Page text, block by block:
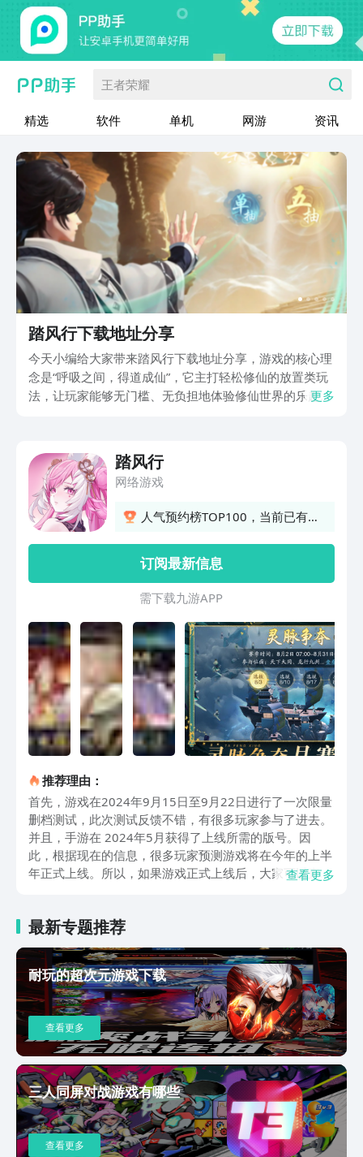
王者荣耀
精选 软件 单机 网游 资讯
踏风行下载地址分享
今天小编给大家带来踏风行下载地址分享，游戏的核心理
念是“呼吸之间，得道成仙”，它主打轻松修仙的放置类玩
法，让玩家能够无门槛、无负担地体验修仙世界的乐趣。
新性的游戏玩法以及游戏思维，吸引了一大波用户们的关
注。为了让大家对游戏有更充分的了解，并帮助大家实现
更便捷化的下载安装，小编给大家总结了下方的资料，因
此感兴趣的玩家们抓紧来看看吧！
更多
踏风行
网络游戏
人气预约榜TOP100，当前已有
订阅最新信息
需 下 载 九 游 A P P
推荐理由：
首先，游戏在2024年9月15日至9月22日进行了一次限量
删档测试，此次测试反馈不错，有很多玩家参与了进去。
并且，手游在 2024年5月获得了上线所需的版号。因
此，根据现在的信息，很多玩家预测游戏将在今年的上半
年正式上线。所以，如果游戏正式上线后，大家可以直接
造了丰富的修仙体系，玩家可以选择法修或剑修之路，每
条修行路线都有独特的修炼方式和技能体系。同时，游戏
中设有炼丹、炼器、种植药圃、探索秘境、云游历练等多
种玩法，玩家可以通过这些方式不断提升自己的修为和实
力。这些玩法不仅丰富了游戏内容，也使得玩家在修仙的
道路上有了更多的选择和可能性。再次，游戏为大家呈现
了多元化的社交与互动性，大家可以加入仙盟，与道友们
共同探索仙途、参与仙盟争霸。可以在自由交易系统中自
由交易装备和物品，打造自己的梦想装备。也可以和不同
玩家进行互动和交流，如双人云游等，增强了游戏的社交
性。这些社交互动玩法不仅丰富了游戏体验，也使得玩家
在修仙的道路上不再孤单。最后，游戏的自由度很高，一
方面，玩家可以四处云游寻求机缘，经常会遇到各种神秘
查看更多
最新专题推荐
耐玩的超次元游戏下载
查看更多
三人同屏对战游戏有哪些
查看更多